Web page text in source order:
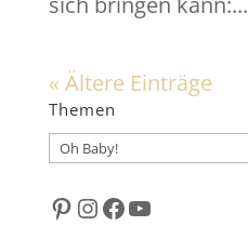
« Ältere Einträge
Themen
Themen
Pinterest
Instagram
Facebook
YouTube